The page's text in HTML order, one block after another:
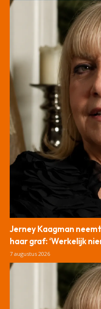
Jerney Kaagman
haar graf: ‘Werkelijk
7 augustus 2026